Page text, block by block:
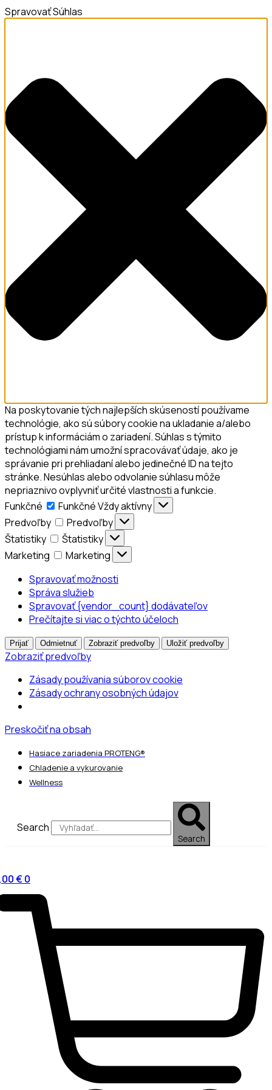
Spravovať Súhlas
Na poskytovanie tých najlepších skúseností používame
technológie, ako sú súbory cookie na ukladanie a/alebo
prístup k informáciám o zariadení. Súhlas s týmito
technológiami nám umožní spracovávať údaje, ako je
správanie pri prehliadaní alebo jedinečné ID na tejto
stránke. Nesúhlas alebo odvolanie súhlasu môže
nepriaznivo ovplyvniť určité vlastnosti a funkcie.
Funkčné
FunkčnéVždy aktívny
Predvoľby
Predvoľby
Štatistiky
Štatistiky
Marketing
Marketing
Spravovať možnosti
Správa služieb
Spravovať {vendor_count} dodávateľov
Prečítajte si viac o týchto účeloch
Prijať Odmietnuť Zobraziť predvoľby Uložiť predvoľby
Zobraziť predvoľby
Zásady používania súborov cookie
Zásady ochrany osobných údajov
Preskočiť na obsah
Hasiace zariadenia PROTENG®
Chladenie a vykurovanie
Wellness
Search
Search
€ 0